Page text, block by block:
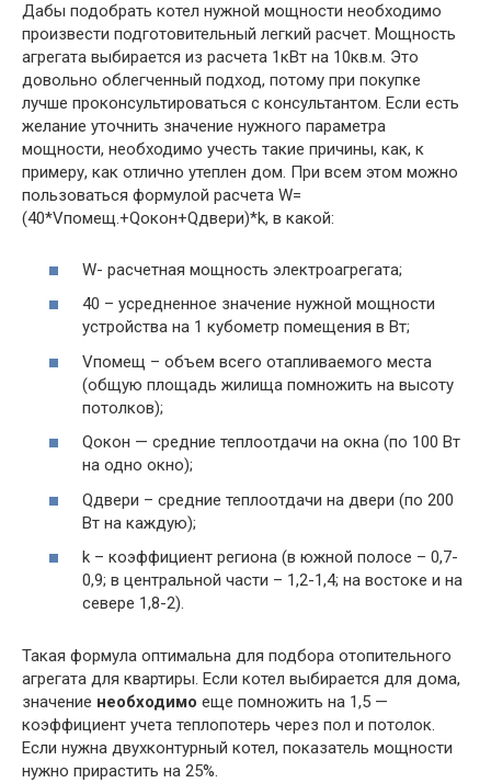
Дабы подобрать котел нужной мощности необходимо
произвести подготовительный легкий расчет. Мощность
агрегата выбирается из расчета 1кВт на 10кв.м. Это
довольно облегченный подход, потому при покупке
лучше проконсультироваться с консультантом. Если есть
желание уточнить значение нужного параметра
мощности, необходимо учесть такие причины, как, к
примеру, как отлично утеплен дом. При всем этом можно
пользоваться формулой расчета W=
(40*Vпомещ.+Qокон+Qдвери)*k, в какой:
W- расчетная мощность электроагрегата;
40 – усредненное значение нужной мощности
устройства на 1 кубометр помещения в Вт;
Vпомещ – объем всего отапливаемого места
(общую площадь жилища помножить на высоту
потолков);
Qокон — средние теплоотдачи на окна (по 100 Вт
на одно окно);
Qдвери – средние теплоотдачи на двери (по 200
Вт на каждую);
k – коэффициент региона (в южной полосе – 0,7-
0,9; в центральной части – 1,2-1,4; на востоке и на
севере 1,8-2).
Такая формула оптимальна для подбора отопительного
агрегата для квартиры. Если котел выбирается для дома,
значение необходимо еще помножить на 1,5 —
коэффициент учета теплопотерь через пол и потолок.
Если нужна двухконтурный котел, показатель мощности
нужно прирастить на 25%.